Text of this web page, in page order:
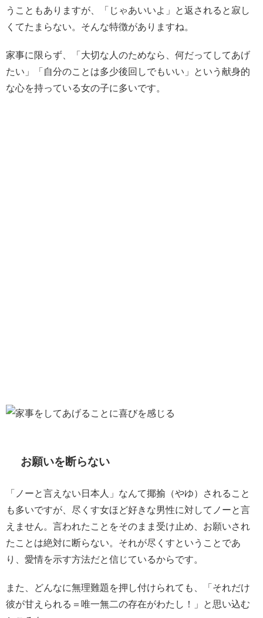
うこともありますが、「じゃあいいよ」と返されると寂し
くてたまらない。そんな特徴がありますね。
家事に限らず、「大切な人のためなら、何だってしてあげ
たい」「自分のことは多少後回しでもいい」という献身的
な心を持っている女の子に多いです。
お願いを断らない
「ノーと言えない日本人」なんて揶揄（やゆ）されること
も多いですが、尽くす女ほど好きな男性に対してノーと言
えません。言われたことをそのまま受け止め、お願いされ
たことは絶対に断らない。それが尽くすということであ
り、愛情を示す方法だと信じているからです。
また、どんなに無理難題を押し付けられても、「それだけ
彼が甘えられる＝唯一無二の存在がわたし！」と思い込む